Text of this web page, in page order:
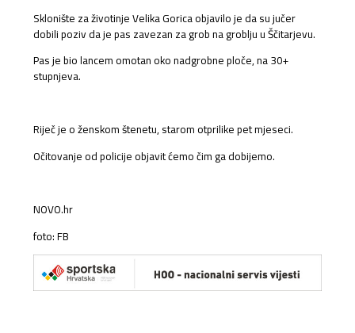
Sklonište za životinje Velika Gorica objavilo je da su jučer
dobili poziv da je pas zavezan za grob na groblju u Ščitarjevu.
Pas je bio lancem omotan oko nadgrobne ploče, na 30+
stupnjeva.
Riječ je o ženskom štenetu, starom otprilike pet mjeseci.
Očitovanje od policije objavit ćemo čim ga dobijemo.
NOVO.hr
foto: FB